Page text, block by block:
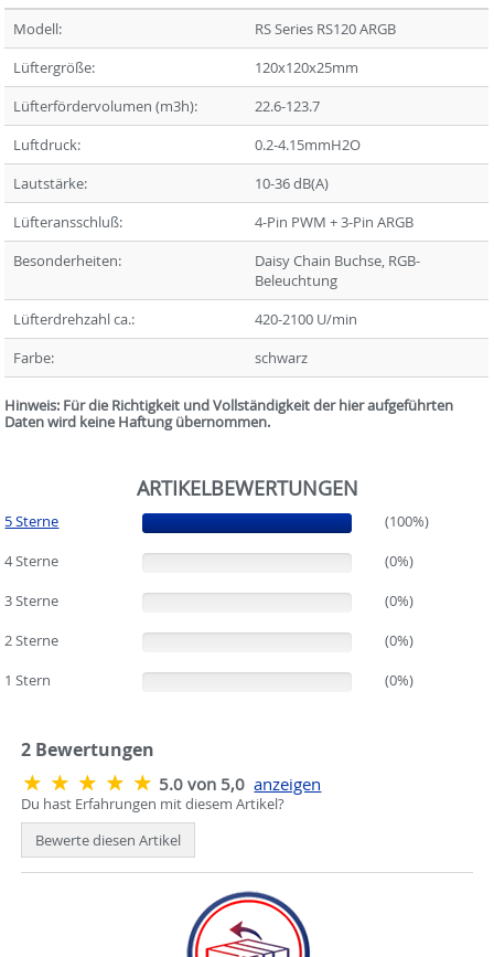
Modell:
RS Series RS120 ARGB
Lüftergröße:
120x120x25mm
Lüfterfördervolumen (m3h):
22.6-123.7
Luftdruck:
0.2-4.15mmH2O
Lautstärke:
10-36 dB(A)
Lüfteransschluß:
4-Pin PWM + 3-Pin ARGB
Besonderheiten:
Daisy Chain Buchse, RGB-
Beleuchtung
Lüfterdrehzahl ca.:
420-2100 U/min
Farbe:
schwarz
Hinweis: Für die Richtigkeit und Vollständigkeit der hier aufgeführten
Daten wird keine Haftung übernommen.
ARTIKELBEWERTUNGEN
5 Sterne (100%)
(100%)
4 Sterne
(0%)
3 Sterne
(0%)
2 Sterne
(0%)
1 Stern
(0%)
2 Bewertungen
5.0 von 5,0 anzeigen
Du hast Erfahrungen mit diesem Artikel?
Bewerte diesen Artikel